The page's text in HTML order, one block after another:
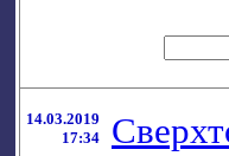
14.03.2019
17:34